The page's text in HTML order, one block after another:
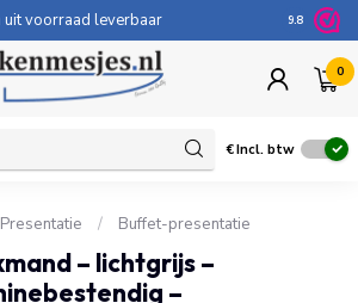
uit voorraad leverbaar 100
9.8
0
€Incl. btw
Presentatie / Buffet-presentatie
– lichtgrijs –
–